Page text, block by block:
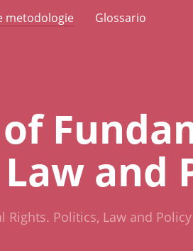
metodologie Glossario
and
Rights. Politics, Law and Policy